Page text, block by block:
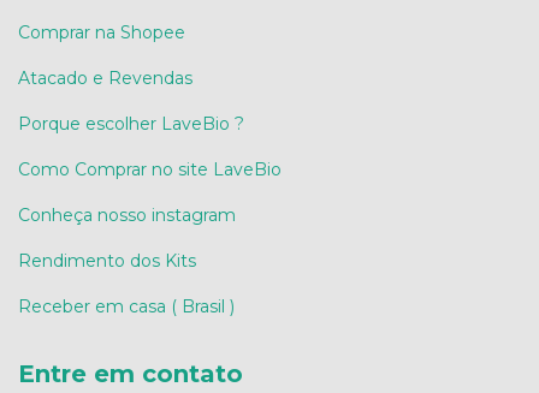
Comprar na Shopee
Atacado e Revendas
Porque escolher LaveBio ?
Como Comprar no site LaveBio
Conheça nosso instagram
Rendimento dos Kits
Receber em casa ( Brasil )
Entre em contato